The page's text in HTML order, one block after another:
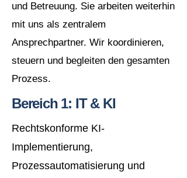
und Betreuung. Sie arbeiten weiterhin
mit uns als zentralem
Ansprechpartner. Wir koordinieren,
steuern und begleiten den gesamten
Prozess.
Bereich 1: IT & KI
Rechtskonforme KI-
Implementierung,
Prozessautomatisierung und